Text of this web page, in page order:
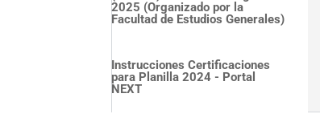
2025 (Organizado por la
Facultad de Estudios Generales)
Instrucciones Certificaciones
para Planilla 2024 - Portal
NEXT